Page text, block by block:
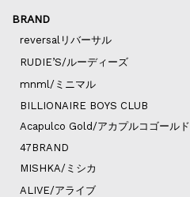
BRAND
reversalリバーサル
RUDIE’S/ルーディーズ
mnml/ミニマル
BILLIONAIRE BOYS CLUB
Acapulco Gold/アカプルコゴールド
47BRAND
MISHKA/ミシカ
ALIVE/アライブ